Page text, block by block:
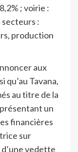
; voirie :
secteurs :
production
aux
qu’au Tavana,
au titre de la
un
financières
sur
vedette